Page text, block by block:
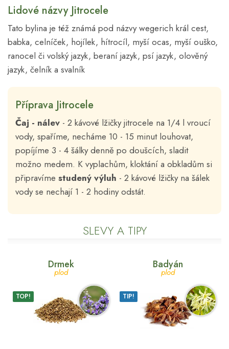
Lidové názvy Jitrocele
Tato bylina je též známá pod názvy wegerich král cest,
babka, celníček, hojílek, hítrocíl, myší ocas, myší ouško,
ranocel či volský jazyk, beraní jazyk, psí jazyk, olověný
jazyk, čelník a svalník
Příprava Jitrocele
Čaj - nálev - 2 kávové lžičky jitrocele na 1/4 l vroucí
vody, spaříme, necháme 10 - 15 minut louhovat,
popíjíme 3 - 4 šálky denně po doušcích, sladit
možno medem. K vyplachům, kloktání a obkladům si
připravíme studený výluh - 2 kávové lžičky na šálek
vody se nechají 1 - 2 hodiny odstát.
SLEVY A TIPY
Drmek
plod
TOP!
Badyán
plod
TIP!